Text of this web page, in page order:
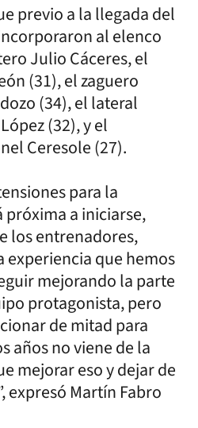
previo a la llegada del
al elenco
Julio Cáceres, el
(31), el zaguero
(34), el lateral
(32), y el
Ceresole (27).
para la
a iniciarse,
los entrenadores,
experiencia que hemos
mejorando la parte
protagonista, pero
de mitad para
años no viene de la
mejorar eso y dejar de
expresó Martín Fabro